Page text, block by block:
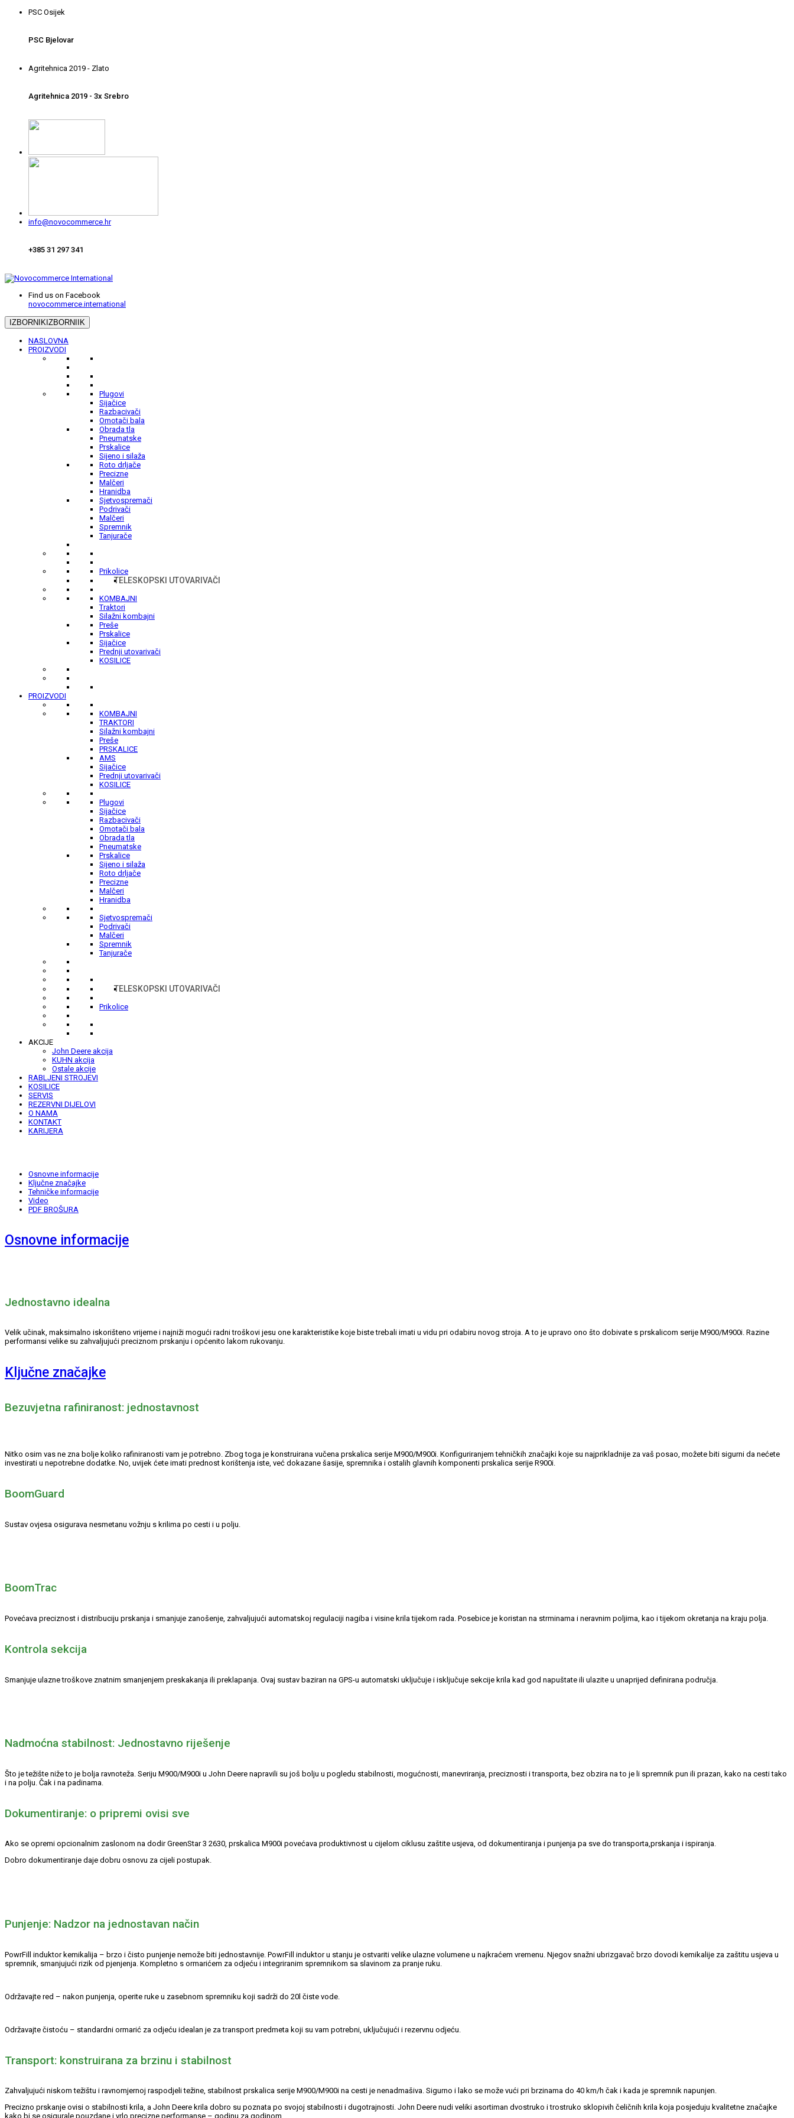
PSC Osijek
PSC Bjelovar
Agritehnica 2019 - Zlato
Agritehnica 2019 - 3x Srebro
info@novocommerce.hr
+385 31 297 341
Find us on Facebook
novocommerce.international
IZBORNIKIZBORNIIK
NASLOVNA
PROIZVODI
Plugovi
Sijačice
Razbacivači
Omotači bala
Obrada tla
Pneumatske
Prskalice
Sijeno i silaža
Roto drljače
Precizne
Malčeri
Hranidba
Sjetvospremači
Podrivači
Malčeri
Spremnik
Tanjurače
Prikolice
TELESKOPSKI UTOVARIVAČI
KOMBAJNI
Traktori
Silažni kombajni
Preše
Prskalice
Sijačice
Prednji utovarivači
KOSILICE
PROIZVODI
KOMBAJNI
TRAKTORI
Silažni kombajni
Preše
PRSKALICE
AMS
Sijačice
Prednji utovarivači
KOSILICE
Plugovi
Sijačice
Razbacivači
Omotači bala
Obrada tla
Pneumatske
Prskalice
Sijeno i silaža
Roto drljače
Precizne
Malčeri
Hranidba
Sjetvospremači
Podrivači
Malčeri
Spremnik
Tanjurače
TELESKOPSKI UTOVARIVAČI
Prikolice
AKCIJE
John Deere akcija
KUHN akcija
Ostale akcije
RABLJENI STROJEVI
KOSILICE
SERVIS
REZERVNI DIJELOVI
O NAMA
KONTAKT
KARIJERA
Osnovne informacije
Ključne značajke
Tehničke informacije
Video
PDF BROŠURA
Osnovne informacije
Jednostavno idealna
Velik učinak, maksimalno iskorišteno vrijeme i najniži mogući radni troškovi jesu one karakteristike koje biste trebali imati u vidu pri odabiru novog stroja. A to je upravo ono što dobivate s prskalicom serije M900/M900i. Razine
performansi velike su zahvaljujući preciznom prskanju i općenito lakom rukovanju.
Ključne značajke
Bezuvjetna rafiniranost: jednostavnost
Nitko osim vas ne zna bolje koliko rafiniranosti vam je potrebno. Zbog toga je konstruirana vučena prskalica serije M900/M900i. Konfiguriranjem tehničkih značajki koje su najprikladnije za vaš posao, možete biti sigurni da nećete
investirati u nepotrebne dodatke. No, uvijek ćete imati prednost korištenja iste, već dokazane šasije, spremnika i ostalih glavnih komponenti prskalica serije R900i.
BoomGuard
Sustav ovjesa osigurava nesmetanu vožnju s krilima po cesti i u polju.
BoomTrac
Povećava preciznost i distribuciju prskanja i smanjuje zanošenje, zahvaljujući automatskoj regulaciji nagiba i visine krila tijekom rada. Posebice je koristan na strminama i neravnim poljima, kao i tijekom okretanja na kraju polja.
Kontrola sekcija
Smanjuje ulazne troškove znatnim smanjenjem preskakanja ili preklapanja. Ovaj sustav baziran na GPS-u automatski uključuje i isključuje sekcije krila kad god napuštate ili ulazite u unaprijed definirana područja.
Nadmoćna stabilnost: Jednostavno riješenje
Što je težište niže to je bolja ravnoteža. Seriju M900/M900i u John Deere napravili su još bolju u pogledu stabilnosti, mogućnosti, manevriranja, preciznosti i transporta, bez obzira na to je li spremnik pun ili prazan, kako na cesti tako
i na polju. Čak i na padinama.
Dokumentiranje: o pripremi ovisi sve
Ako se opremi opcionalnim zaslonom na dodir GreenStar 3 2630, prskalica M900i povećava produktivnost u cijelom ciklusu zaštite usjeva, od dokumentiranja i punjenja pa sve do transporta,prskanja i ispiranja.
Dobro dokumentiranje daje dobru osnovu za cijeli postupak.
Punjenje: Nadzor na jednostavan način
PowrFill induktor kemikalija – brzo i čisto punjenje nemože biti jednostavnije. PowrFill induktor u stanju je ostvariti velike ulazne volumene u najkraćem vremenu. Njegov snažni ubrizgavač brzo dovodi kemikalije za zaštitu usjeva u
spremnik, smanjujući rizik od pjenjenja. Kompletno s ormarićem za odjeću i integriranim spremnikom sa slavinom za pranje ruku.
Održavajte red – nakon punjenja, operite ruke u zasebnom spremniku koji sadrži do 20l čiste vode.
Održavajte čistoću – standardni ormarić za odjeću idealan je za transport predmeta koji su vam potrebni, uključujući i rezervnu odjeću.
Transport: konstruirana za brzinu i stabilnost
Zahvaljujući niskom težištu i ravnomjernoj raspodjeli težine, stabilnost prskalica serije M900/M900i na cesti je nenadmašiva. Sigurno i lako se može vući pri brzinama do 40 km/h čak i kada je spremnik napunjen.
Precizno prskanje ovisi o stabilnosti krila, a John Deere krila dobro su poznata po svojoj stabilnosti i dugotrajnosti. John Deere nudi veliki asortiman dvostruko i trostruko sklopivih čeličnih krila koja posjeduju kvalitetne značajke
kako bi se osigurale pouzdane i vrlo precizne performanse – godinu za godinom.